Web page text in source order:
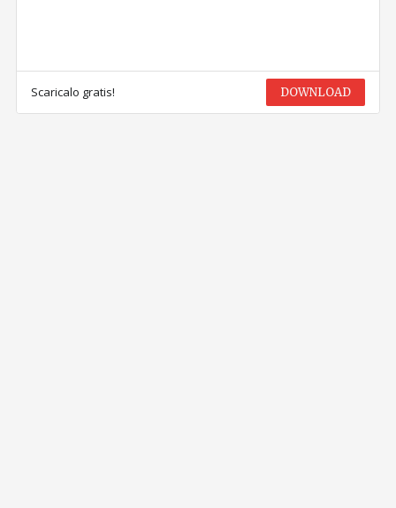
Scaricalo gratis! DOWNLOAD